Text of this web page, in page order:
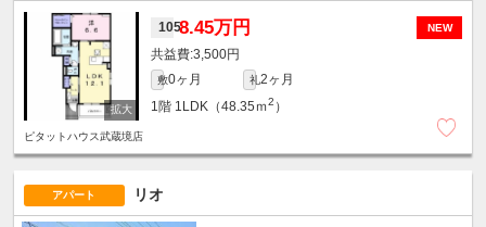
NEW
1058.45万円
3,500円
敷0ヶ月 礼2ヶ月
1階 1LDK（48.35ｍ2 ）
ピタットハウス武蔵境店
アパート リオ